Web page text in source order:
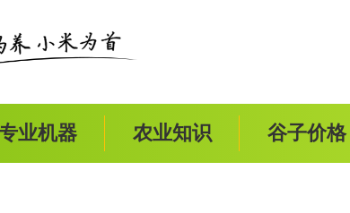
业机器 农业知识 谷子价格